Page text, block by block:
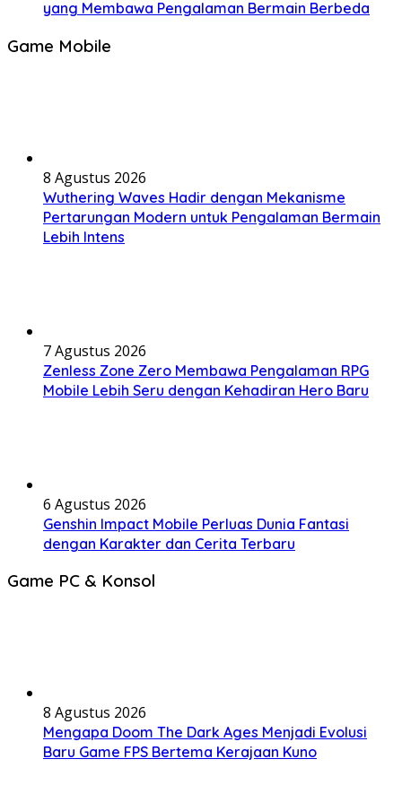
yang Membawa Pengalaman Bermain Berbeda
Game Mobile
8 Agustus 2026
Wuthering Waves Hadir dengan Mekanisme
Pertarungan Modern untuk Pengalaman Bermain
Lebih Intens
7 Agustus 2026
Zenless Zone Zero Membawa Pengalaman RPG
Mobile Lebih Seru dengan Kehadiran Hero Baru
6 Agustus 2026
Genshin Impact Mobile Perluas Dunia Fantasi
dengan Karakter dan Cerita Terbaru
Game PC & Konsol
8 Agustus 2026
Mengapa Doom The Dark Ages Menjadi Evolusi
Baru Game FPS Bertema Kerajaan Kuno